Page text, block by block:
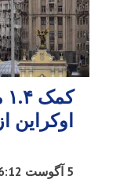
اوکراین
5 آگوست 16:12